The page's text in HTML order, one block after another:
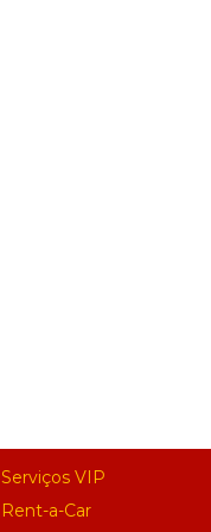
Serviços VIP
Rent-a-Car